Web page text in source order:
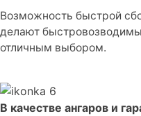
Возможность быстрой
делают
отличным выбором.
В качестве ангаров и